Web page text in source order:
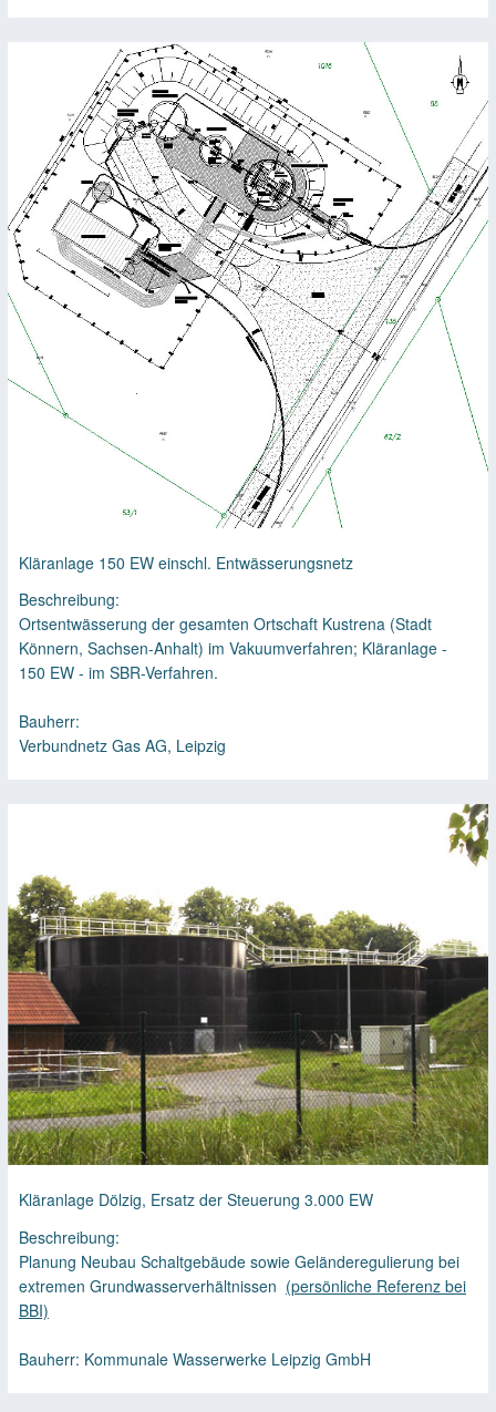
Kläranlage 150 EW einschl. Entwässerungsnetz
Beschreibung:
Ortsentwässerung der gesamten Ortschaft Kustrena (Stadt
Könnern, Sachsen-Anhalt) im Vakuumverfahren; Kläranlage -
150 EW - im SBR-Verfahren.
Bauherr:
Verbundnetz Gas AG, Leipzig
Kläranlage Dölzig, Ersatz der Steuerung 3.000 EW
Beschreibung:
Planung Neubau Schaltgebäude sowie Geländeregulierung bei
extremen Grundwasserverhältnissen (persönliche Referenz bei
BBI)
Bauherr: Kommunale Wasserwerke Leipzig GmbH